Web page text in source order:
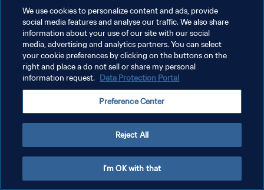
POLÍTICA DE PRIVACIDAD
TÉRMINOS DE SERVICIO
AJUSTAR LA CONFIGURACIÓN DE LAS COOKIES
We use cookies to personalize content and ads, provide
social media features and analyse our traffic. We also share
information about your use of our site with our social
media, advertising and analytics partners. You can select
your cookie preferences by clicking on the buttons on the
right and place a do not sell or share my personal
information request. Data Protection Portal
Preference Center
Reject All
I'm OK with that